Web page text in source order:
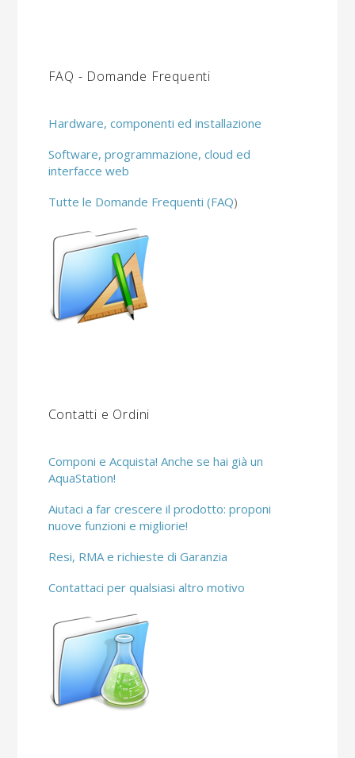
FAQ - Domande Frequenti
Hardware, componenti ed installazione
Software, programmazione, cloud ed
interfacce web
Tutte le Domande Frequenti (FAQ)
Contatti e Ordini
Componi e Acquista! Anche se hai già un
AquaStation!
Aiutaci a far crescere il prodotto: proponi
nuove funzioni e migliorie!
Resi, RMA e richieste di Garanzia
Contattaci per qualsiasi altro motivo